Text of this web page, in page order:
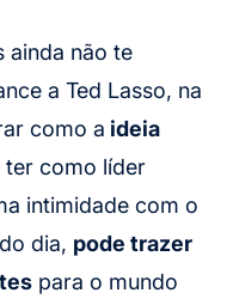
ainda não te
a Ted Lasso, na
como a ideia
ter como líder
intimidade com o
dia, pode trazer
para o mundo